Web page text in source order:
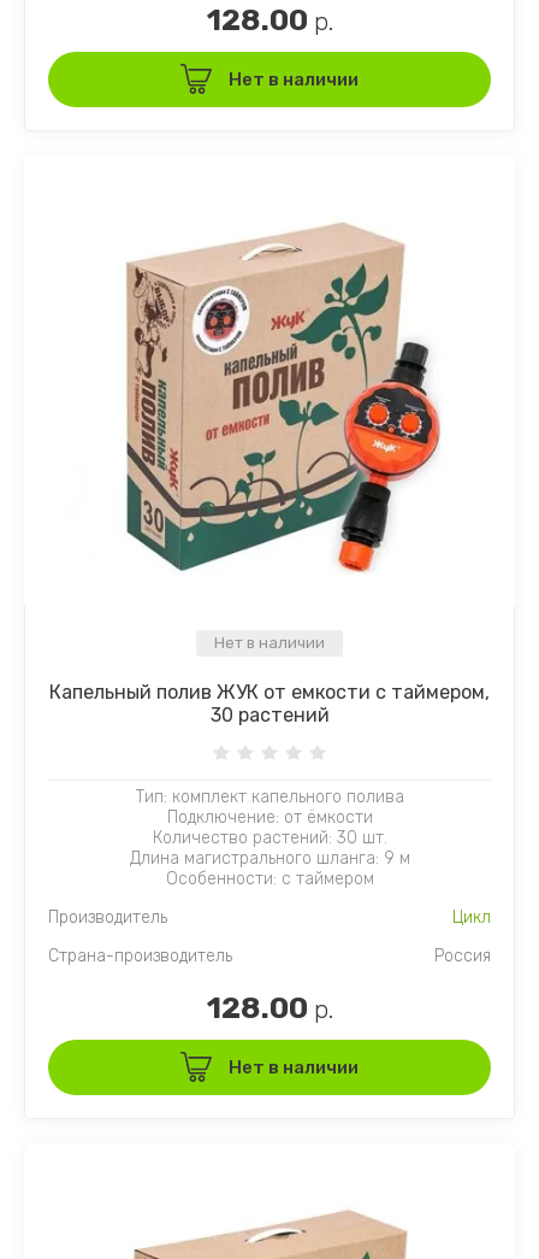
128.00 р.
Нет в наличии
Нет в наличии
Капельный полив ЖУК от емкости с таймером,
30 растений
Тип: комплект капельного полива
Подключение: от ёмкости
Количество растений: 30 шт.
Длина магистрального шланга: 9 м
Особенности: с таймером
Производитель
Цикл
Страна-производитель
Россия
128.00 р.
Нет в наличии